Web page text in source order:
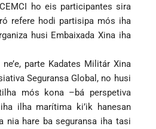
ho eis participantes sira
refere hodi partisipa mós iha
husi Embaixada Xina iha
parte Kadates Militár Xina
Seguransa Global, no husi
mós kona –bá perspetiva
ilha marítima ki’ik hanesan
nia hare ba seguransa iha tasi